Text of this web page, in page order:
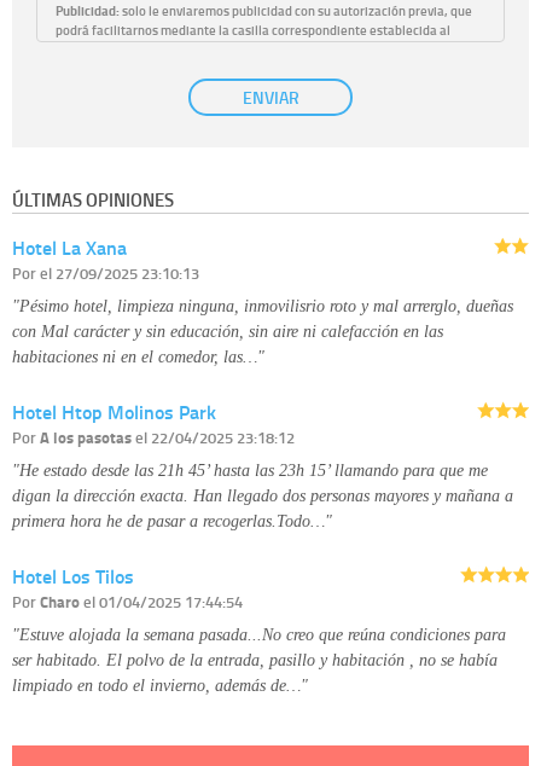
Publicidad:solo le enviaremos publicidad con su autorización previa, que
podrá facilitarnos mediante la casilla correspondiente establecida al
únicamente trataremos sus datos con su consentimiento
previo, que podrá facilitarnos mediante la casilla correspondiente
Derechos:tiene derecho a saber qué información tenemos sobre usted,
disponible en nuestra página web.
Información complementaria:
ENVIAR
ÚLTIMAS OPINIONES
Hotel La Xana
Porel 27/09/2025 23:10:13
"Pésimo hotel, limpieza ninguna, inmovilisrio roto y mal arrerglo, dueñas
con Mal carácter y sin educación, sin aire ni calefacción en las
habitaciones ni en el comedor, las…"
Hotel Htop Molinos Park
PorA los pasotasel 22/04/2025 23:18:12
"He estado desde las 21h 45’ hasta las 23h 15’ llamando para que me
digan la dirección exacta. Han llegado dos personas mayores y mañana a
primera hora he de pasar a recogerlas.Todo…"
Hotel Los Tilos
PorCharoel 01/04/2025 17:44:54
"Estuve alojada la semana pasada...No creo que reúna condiciones para
ser habitado. El polvo de la entrada, pasillo y habitación , no se había
limpiado en todo el invierno, además de…"